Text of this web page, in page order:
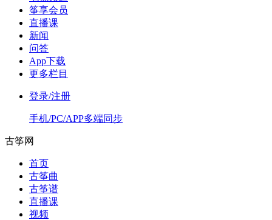
筝享会员
直播课
新闻
问答
App下载
更多栏目
登录/注册
手机/PC/APP多端同步
古筝网
首页
古筝曲
古筝谱
直播课
视频